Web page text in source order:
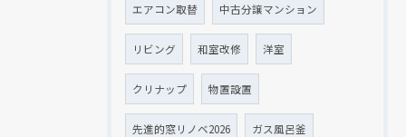
エアコン取替 中古分譲マンション
リビング 和室改修 洋室
クリナップ 物置設置
先進的窓リノベ2026 ガス風呂釜